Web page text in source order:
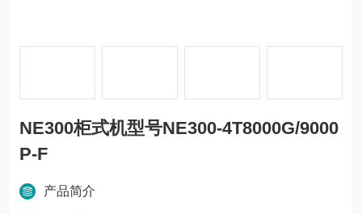
NE300柜式机型号NE300-4T8000G/9000
P-F
产品简介